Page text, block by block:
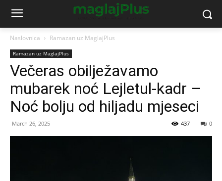
Naslovnica Ramazan uz MaglajPlus
Ramazan uz MaglajPlus
Večeras obilježavamo
mubarek noć Lejletul-kadr –
Noć bolju od hiljadu mjeseci
March 26, 2025 0
437